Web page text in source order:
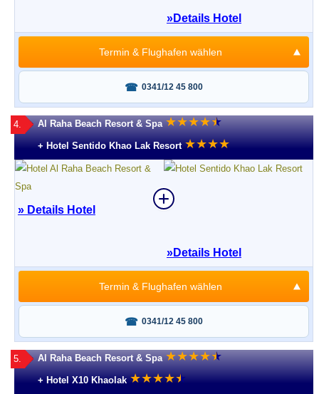
»Details Hotel
0341/12 45 800
Termin & Flughafen wählen
4. Al Raha Beach Resort & Spa ★★★★★
★
+ Hotel Sentido Khao Lak Resort ★★★★
» Details Hotel
»Details Hotel
0341/12 45 800
Termin & Flughafen wählen
5. Al Raha Beach Resort & Spa ★★★★★
★
+ Hotel X10 Khaolak ★★★★★
★